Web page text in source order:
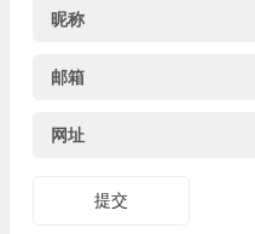
昵称
邮箱
网址
提交